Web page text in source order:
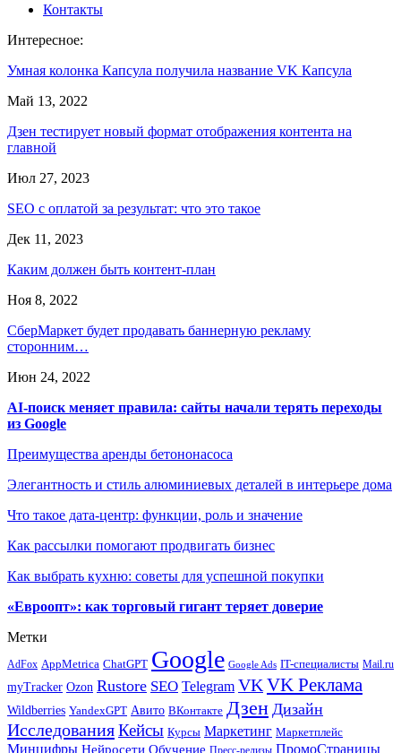
Контакты
Интересное:
Умная колонка Капсула получила название VK Капсула
Май 13, 2022
Дзен тестирует новый формат отображения контента на
главной
Июл 27, 2023
SEO с оплатой за результат: что это такое
Дек 11, 2023
Каким должен быть контент-план
Ноя 8, 2022
СберМаркет будет продавать баннерную рекламу
сторонним…
Июн 24, 2022
AI-поиск меняет правила: сайты начали терять переходы
из Google
Преимущества аренды бетононасоса
Элегантность и стиль алюминиевых деталей в интерьере дома
Что такое дата-центр: функции, роль и значение
Как рассылки помогают продвигать бизнес
Как выбрать кухню: советы для успешной покупки
«Евроопт»: как торговый гигант теряет доверие
Метки
AdFox AppMetrica ChatGPT Google Google Ads IT-специалисты Mail.ru
myTracker Ozon Rustore SEO Telegram VKVK Реклама
Wildberries YandexGPT Авито ВКонтакте Дзен Дизайн
ИсследованияКейсы Курсы Маркетинг Маркетплейс
Минцифры Нейросети Обучение ПромоСтраницы